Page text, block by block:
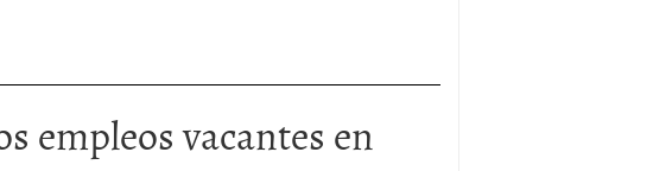
empleos vacantes en